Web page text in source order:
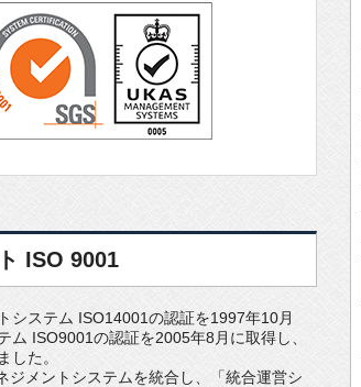
ISO 9001
システム ISO14001の認証を1997年10月
ム ISO9001の認証を2005年8月に取得し、
した。
ジメントシステムを統合し、「統合運営シ